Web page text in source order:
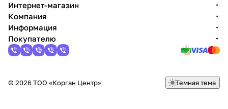
Интернет-магазин
Компания
Информация
Покупателю
© 2026 ТОО «Корган Центр» Темная тема